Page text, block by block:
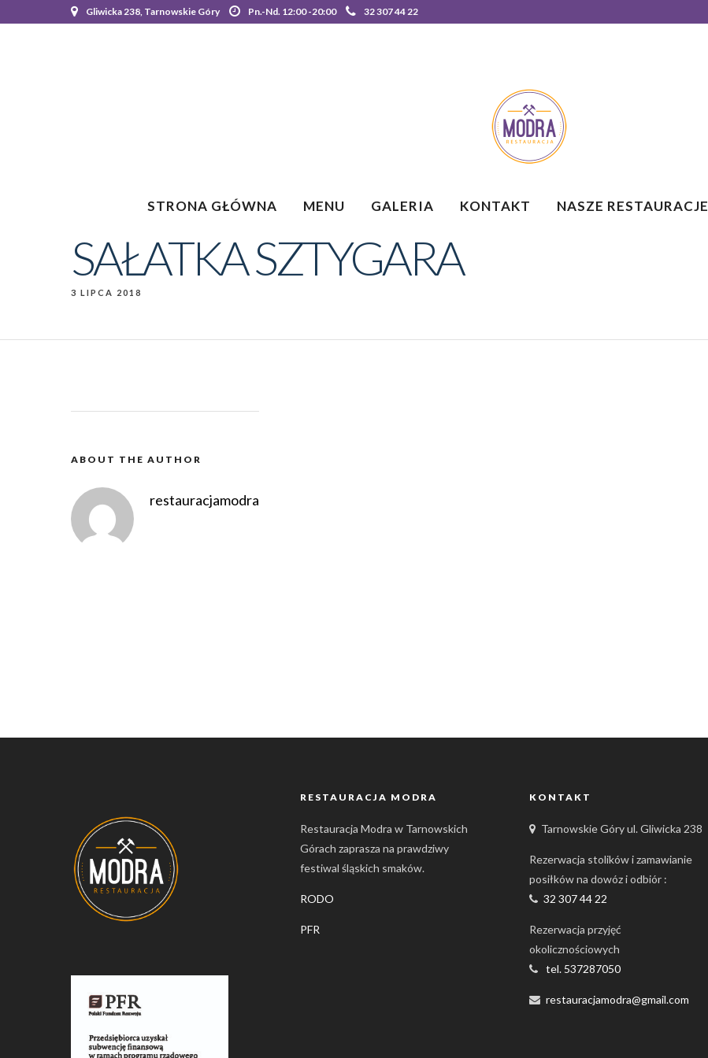
Gliwicka 238, Tarnowskie Góry Pn.-Nd. 12:00 -20:00 32 307 44 22
STRONA GŁÓWNA MENU GALERIA KONTAKT NASZE RESTAURACJE
SAŁATKA SZTYGARA
3 LIPCA 2018
ABOUT THE AUTHOR
restauracjamodra
RESTAURACJA MODRA
Restauracja Modra w Tarnowskich
Górach zaprasza na prawdziwy
festiwal śląskich smaków.
RODO
PFR
KONTAKT
Tarnowskie Góry ul. Gliwicka 238
Rezerwacja stolików i zamawianie
posiłków na dowóz i odbiór :
32 307 44 22
Rezerwacja przyjęć
okolicznościowych
tel. 537287050
restauracjamodra@gmail.com